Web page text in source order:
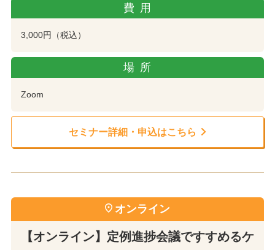
費用
3,000円（税込）
場所
Zoom
セミナー詳細・申込はこちら
オンライン
【オンライン】定例進捗会議ですすめるケ